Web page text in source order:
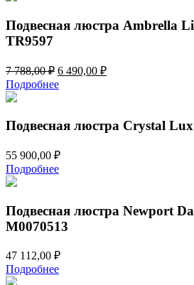
Подвесная люстра Ambrella
TR9597
7 788,00₽ Первоначальная
цена
составляла
788,00 ₽.
6 490,00 ₽Текущая
Подробнее
Подвесная люстра Crystal
55 900,00 ₽
Подробнее
Подвесная люстра Newport
М0070513
47 112,00 ₽
Подробнее